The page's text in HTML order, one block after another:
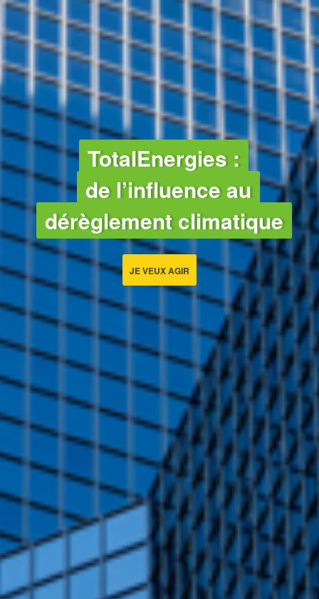
TotalEnergies :
de l’influence au
dérèglement climatique
JE VEUX AGIR